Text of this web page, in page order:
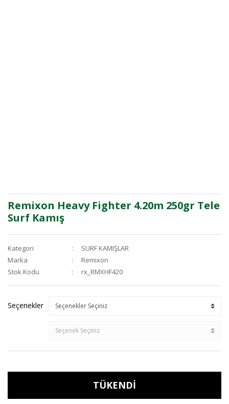
Remixon Heavy Fighter 4.20m 250gr Tele
Surf Kamış
Kategori
SURF KAMIŞLAR
Marka
Remixon
Stok Kodu
rx_RMXHF420
Seçenekler
TÜKENDİ